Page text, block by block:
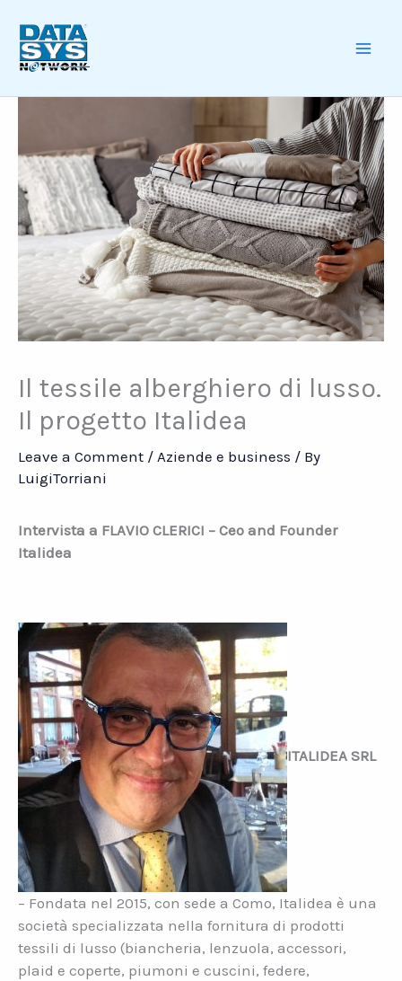
content
Il tessile alberghiero di lusso.
Il progetto Italidea
Leave a Comment / Aziende e business / By
LuigiTorriani
Intervista a FLAVIO CLERICI – Ceo and Founder
Italidea
ITALIDEA SRL
– Fondata nel 2015, con sede a Como, Italidea è una
società specializzata nella fornitura di prodotti
tessili di lusso (biancheria, lenzuola, accessori,
plaid e coperte, piumoni e cuscini, federe,